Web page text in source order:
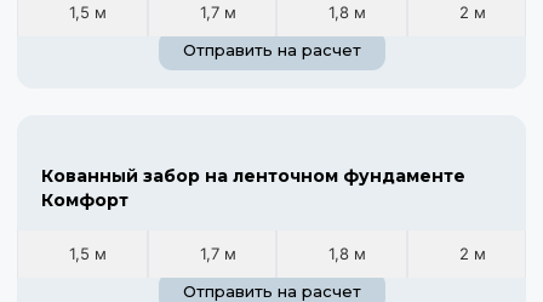
1,5 м 1,7 м 1,8 м
2 м
Отправить на расчет
Кованный забор на ленточном фундаменте
Комфорт
1,5 м 1,7 м 1,8 м
2 м
Отправить на расчет